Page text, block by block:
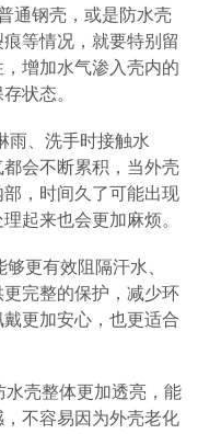
通钢壳，或是防水壳
等情况，就要特别留
增加水气渗入壳内的
状态。
雨、洗手时接触水
会不断累积，当外壳
，时间久了可能出现
起来也会更加麻烦。
更有效阻隔汗水、
完整的保护，减少环
更加安心，也更适合
壳整体更加透亮，能
不容易因为外壳老化